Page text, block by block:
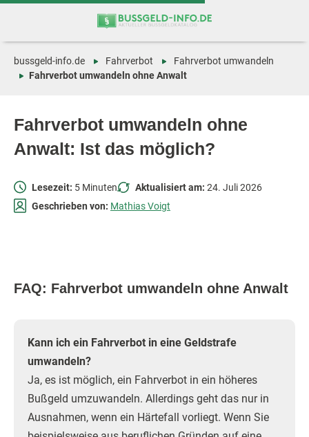
Zum
Zur
Fahrverbot umwandeln ohne
Anwalt: Ist das möglich?
bussgeld-info.de Fahrverbot
Fahrverbot umwandeln
Fahrverbot umwandeln ohne Anwalt
Lesezeit: 5 Minuten Aktualisiert am: 24. Juli 2026
Geschrieben von: Mathias Voigt
FAQ: Fahrverbot umwandeln ohne Anwalt
Kann ich ein Fahrverbot in eine Geldstrafe
umwandeln?
Ja, es ist möglich, ein Fahrverbot in ein höheres
Bußgeld umzuwandeln. Allerdings geht das nur in
Ausnahmen, wenn ein Härtefall vorliegt. Wenn Sie